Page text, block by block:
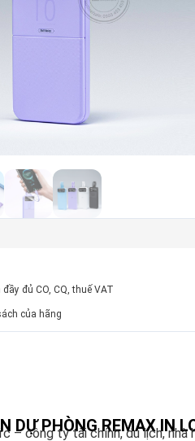
đủ CO, CQ, thuế VAT
của hãng
DỰ PHÒNG REMAX IN
– công ty tài chính, du lịch, nhà